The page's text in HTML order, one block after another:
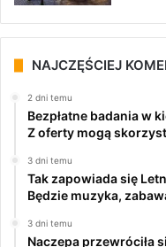
NAJCZĘŚCIEJ
2 dni temu
Bezpłatne badania w
Z oferty mogą
3 dni temu
Tak zapowiada się
Będzie muzyka,
3 dni temu
Naczepa przewróciła